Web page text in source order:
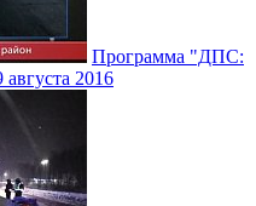
Программа "ДПС:
2016